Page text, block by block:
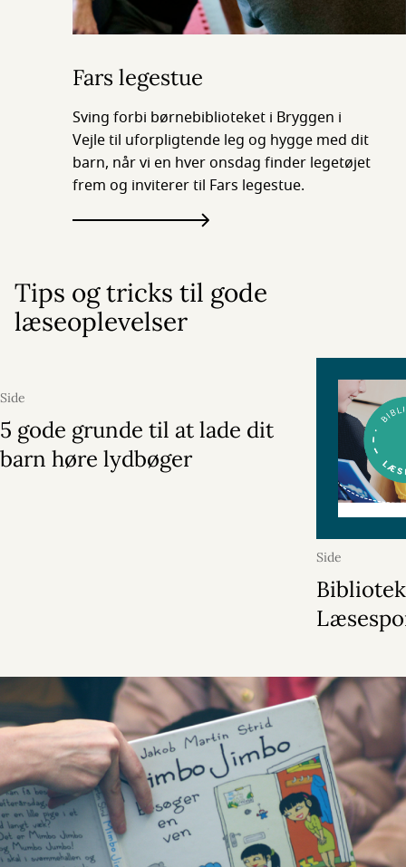
Fars legestue
Sving forbi børnebiblioteket i Bryggen i
Vejle til uforpligtende leg og hygge med dit
barn, når vi en hver onsdag finder legetøjet
frem og inviterer til Fars legestue.
Tips og tricks til gode
læseoplevelser
Side
5 gode grunde til at lade dit
barn høre lydbøger
Side